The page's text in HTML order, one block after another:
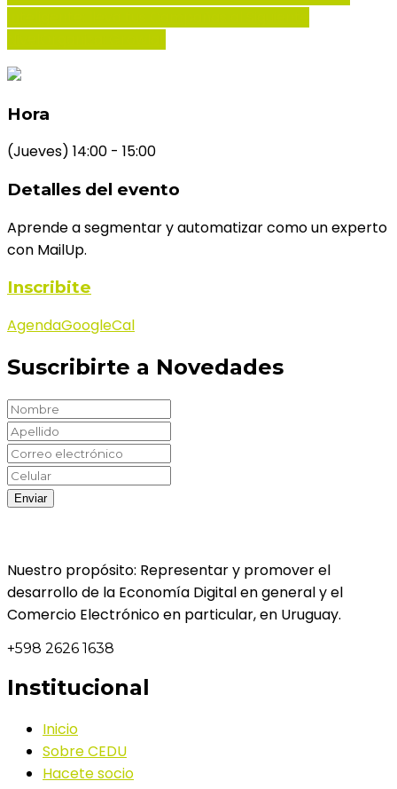
Hora
(Jueves) 14:00 - 15:00
Detalles del evento
Aprende a segmentar y automatizar como un experto
con MailUp.
Inscribite
AgendaGoogleCal
Suscribirte a Novedades
Nuestro propósito: Representar y promover el
desarrollo de la Economía Digital en general y el
Comercio Electrónico en particular, en Uruguay.
+598 2626 1638
Institucional
Inicio
Sobre CEDU
Hacete socio